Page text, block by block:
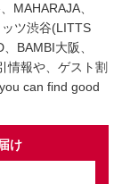
MAHARAJA、
ツ渋谷(LITTS
BAMBI大阪、
情報や、ゲスト割
can find good
け